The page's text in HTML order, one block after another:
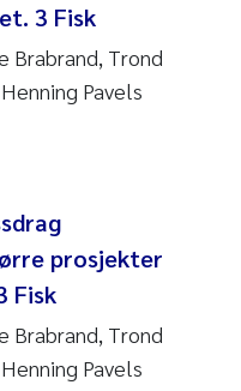
3 Fisk
Brabrand, Trond
Pavels
prosjekter
Fisk
Brabrand, Trond
Pavels